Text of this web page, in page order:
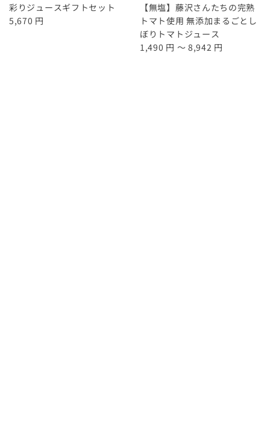
彩りジュースギフトセット
5,670 円
【無塩】藤沢さんたちの完熟
トマト使用 無添加まるごとし
ぼりトマトジュース
1,490 円 ～ 8,942 円